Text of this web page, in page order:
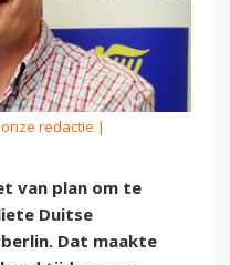
onze redactie |
van plan om te
Duitse
Dat maakte